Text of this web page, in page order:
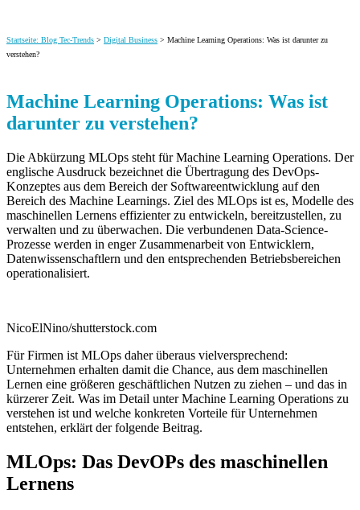
Startseite: Blog Tec-Trends > Digital Business > Machine Learning Operations: Was ist darunter zu
verstehen?
Machine Learning Operations: Was ist
darunter zu verstehen?
Die Abkürzung MLOps steht für Machine Learning Operations. Der
englische Ausdruck bezeichnet die Übertragung des DevOps-
Konzeptes aus dem Bereich der Softwareentwicklung auf den
Bereich des Machine Learnings. Ziel des MLOps ist es, Modelle des
maschinellen Lernens effizienter zu entwickeln, bereitzustellen, zu
verwalten und zu überwachen. Die verbundenen Data-Science-
Prozesse werden in enger Zusammenarbeit von Entwicklern,
Datenwissenschaftlern und den entsprechenden Betriebsbereichen
operationalisiert.
NicoElNino/shutterstock.com
Für Firmen ist MLOps daher überaus vielversprechend:
Unternehmen erhalten damit die Chance, aus dem maschinellen
Lernen eine größeren geschäftlichen Nutzen zu ziehen – und das in
kürzerer Zeit. Was im Detail unter Machine Learning Operations zu
verstehen ist und welche konkreten Vorteile für Unternehmen
entstehen, erklärt der folgende Beitrag.
MLOps: Das DevOPs des maschinellen
Lernens